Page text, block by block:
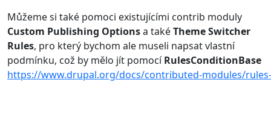
Můžeme si také pomoci existujícími contrib moduly
Custom Publishing Optionsa takéTheme Switcher
Rules, pro který bychom ale museli napsat vlastní
podmínku, což by mělo jít pomocíRulesConditionBase
https://www.drupal.org/docs/contributed-modules/